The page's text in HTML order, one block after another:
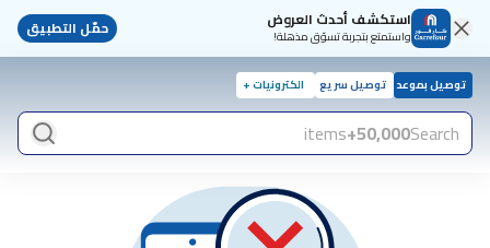
استكشف أحدث العروض
واستمتع بتجربة تسوّق مذهلة! حمّل التطبيق
توصيل بموعد توصيل سريع الكترونيات +
Search
50,000+
items